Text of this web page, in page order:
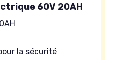
60V 20AH
la sécurité